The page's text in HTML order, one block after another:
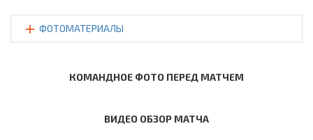
ФОТОМАТЕРИАЛЫ
КОМАНДНОЕ ФОТО ПЕРЕД МАТЧЕМ
ВИДЕО ОБЗОР МАТЧА